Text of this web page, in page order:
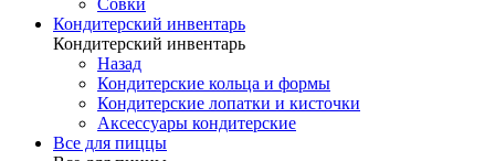
Кондитерский инвентарь
Кондитерский инвентарь
Назад
Кондитерские кольца и формы
Кондитерские лопатки и кисточки
Аксессуары кондитерские
Все для пиццы